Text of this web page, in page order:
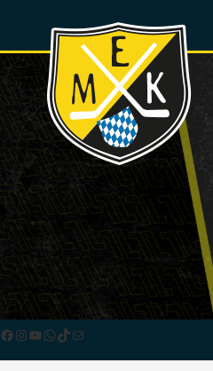
Facebook
Instagram
YouTube
WhatsApp
TikTok
E-Mail